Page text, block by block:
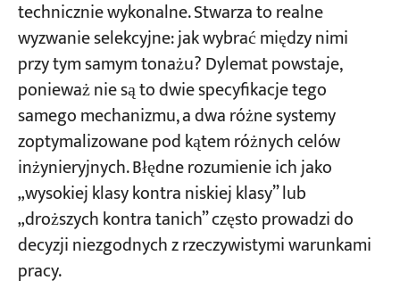
Projekty
Blogi
Aktualności
Aplikacje
O nas
Skontaktuj się z nami
Wysokość wózka i wysokość nadproża:
Ograniczenia związane z niską wysokością
nadproża (nośność 16 ton, rozpiętość 16 m)
Odległość graniczna lewa/prawa i efektywny
zasięg roboczy
Wysokość podnoszenia, prędkość robocza i
konfiguracja haka
Którą konfigurację suwnicy dwudźwigarowej
powinieneś wybrać?
technicznie wykonalne. Stwarza to realne
wyzwanie selekcyjne: jak wybrać między nimi
przy tym samym tonażu? Dylemat powstaje,
ponieważ nie są to dwie specyfikacje tego
samego mechanizmu, a dwa różne systemy
zoptymalizowane pod kątem różnych celów
inżynieryjnych. Błędne rozumienie ich jako
„wysokiej klasy kontra niskiej klasy” lub
„droższych kontra tanich” często prowadzi do
decyzji niezgodnych z rzeczywistymi warunkami
pracy.